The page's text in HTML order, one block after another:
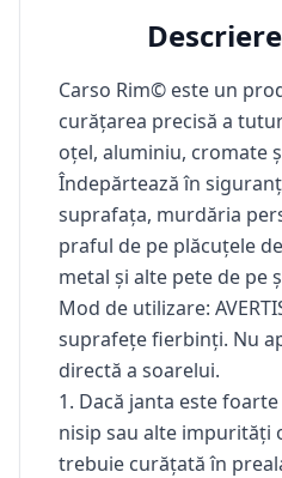
Carso Rim© este un
curățarea precisă a
oțel, aluminiu, cromate
Îndepărtează în
suprafața, murdăria
praful de pe plăcuțele
metal și alte pete de pe
Mod de utilizare:
suprafețe fierbinți. Nu
directă a soarelui.
1. Dacă janta este
nisip sau alte impurități
trebuie curățată în